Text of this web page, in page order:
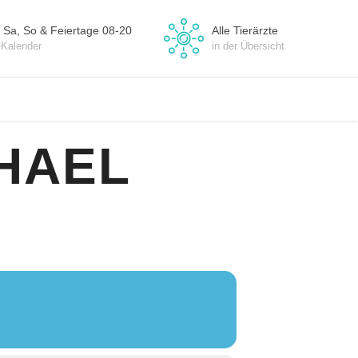
So & Feiertage 08-20 Alle Tierärzte
in der Übersicht